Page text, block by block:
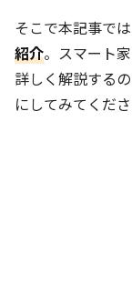
そこで本記事では
紹介。スマート
詳しく解説する
にしてみてくださ